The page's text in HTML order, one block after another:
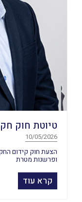
טיוטת חוק
10/05/2026
ופרשנות מטרת
קרא עוד